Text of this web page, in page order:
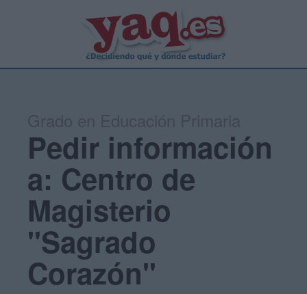
Pedir información
a: Centro de
Magisterio
"Sagrado
Corazón"